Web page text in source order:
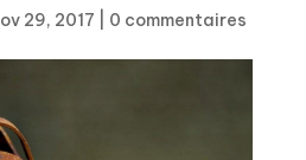
29, 2017 0 commentaires